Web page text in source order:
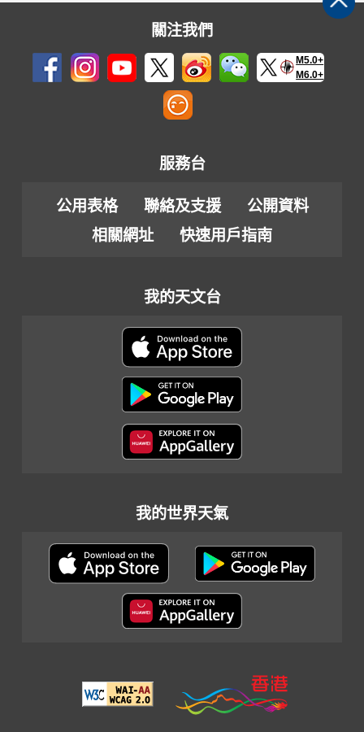
關注我們
M5.0+
M6.0+
服務台
公用表格 聯絡及支援
公開資料
相關網址
快速用戶指南
我的天文台
我的世界天氣